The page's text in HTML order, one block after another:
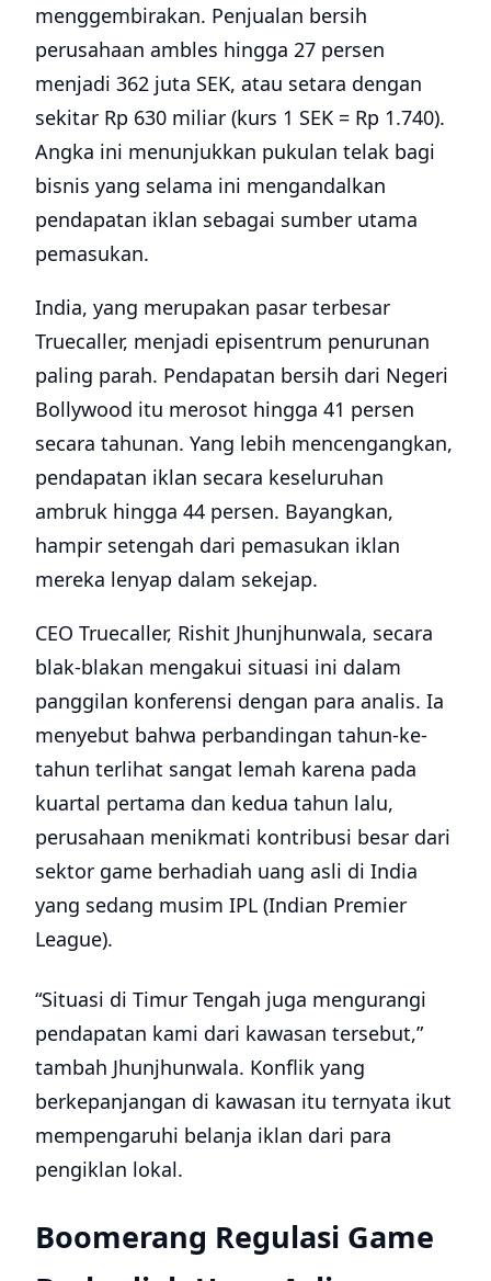
menggembirakan. Penjualan bersih
perusahaan ambles hingga 27 persen
menjadi 362 juta SEK, atau setara dengan
sekitar Rp 630 miliar (kurs 1 SEK = Rp 1.740).
Angka ini menunjukkan pukulan telak bagi
bisnis yang selama ini mengandalkan
pendapatan iklan sebagai sumber utama
pemasukan.
India, yang merupakan pasar terbesar
Truecaller, menjadi episentrum penurunan
paling parah. Pendapatan bersih dari Negeri
Bollywood itu merosot hingga 41 persen
secara tahunan. Yang lebih mencengangkan,
pendapatan iklan secara keseluruhan
ambruk hingga 44 persen. Bayangkan,
hampir setengah dari pemasukan iklan
mereka lenyap dalam sekejap.
CEO Truecaller, Rishit Jhunjhunwala, secara
blak-blakan mengakui situasi ini dalam
panggilan konferensi dengan para analis. Ia
menyebut bahwa perbandingan tahun-ke-
tahun terlihat sangat lemah karena pada
kuartal pertama dan kedua tahun lalu,
perusahaan menikmati kontribusi besar dari
sektor game berhadiah uang asli di India
yang sedang musim IPL (Indian Premier
League).
“Situasi di Timur Tengah juga mengurangi
pendapatan kami dari kawasan tersebut,”
tambah Jhunjhunwala. Konflik yang
berkepanjangan di kawasan itu ternyata ikut
mempengaruhi belanja iklan dari para
pengiklan lokal.
Boomerang Regulasi Game